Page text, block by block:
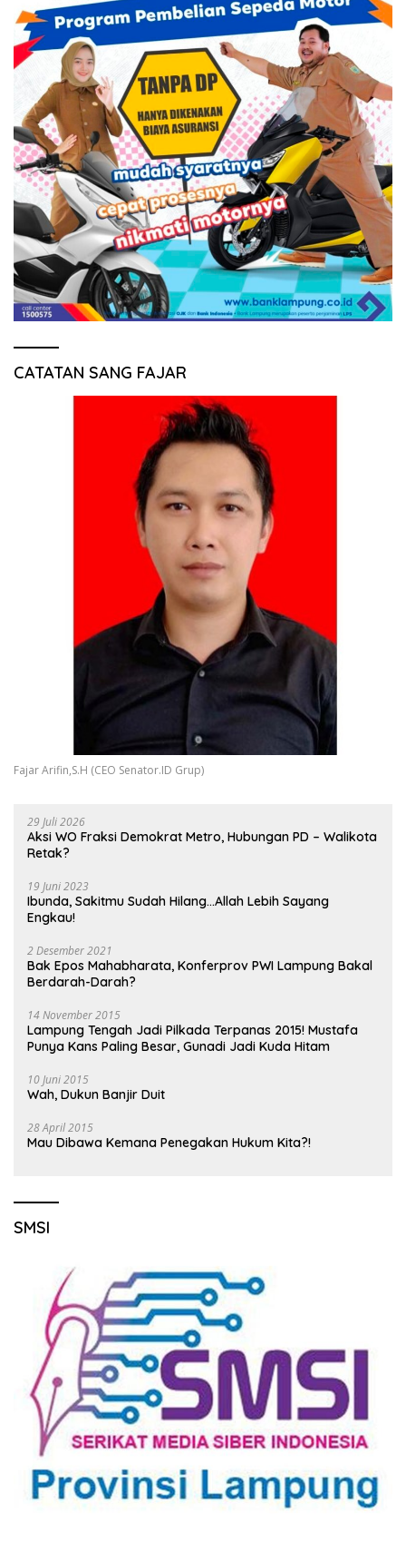
CATATAN SANG FAJAR
Fajar Arifin,S.H (CEO Senator.ID Grup)
29 Juli 2026
Aksi WO Fraksi Demokrat Metro, Hubungan PD – Walikota
Retak?
19 Juni 2023
Ibunda, Sakitmu Sudah Hilang…Allah Lebih Sayang
Engkau!
2 Desember 2021
Bak Epos Mahabharata, Konferprov PWI Lampung Bakal
Berdarah-Darah?
14 November 2015
Lampung Tengah Jadi Pilkada Terpanas 2015! Mustafa
Punya Kans Paling Besar, Gunadi Jadi Kuda Hitam
10 Juni 2015
Wah, Dukun Banjir Duit
28 April 2015
Mau Dibawa Kemana Penegakan Hukum Kita?!
SMSI